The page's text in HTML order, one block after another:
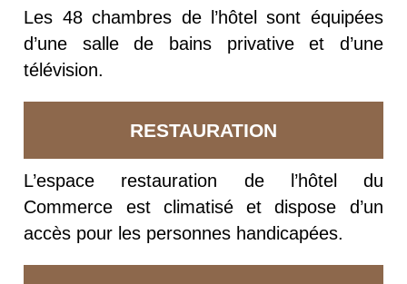
Les 48 chambres de l’hôtel sont équipées
d’une salle de bains privative et d’une
télévision.
RESTAURATION
L’espace restauration de l’hôtel du
Commerce est climatisé et dispose d’un
accès pour les personnes handicapées.